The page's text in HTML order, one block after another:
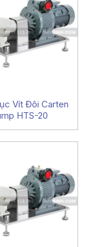
Vít Đôi Carten
HTS-20